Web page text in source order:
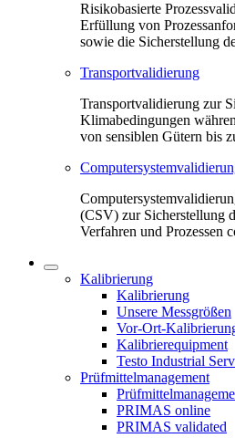
Risikobasierte
Erfüllung von
sowie die Sicherstellung
Transportvalidierung
Transportvalidierung zur
Klimabedingungen
von sensiblen Gütern bis
(CSV) zur Sicherstellung
Verfahren und Prozessen
Kalibrierung
Kalibrierung
Unsere Messgrößen
Vor-Ort-
Kalibrierequipment
Testo Industrial
Prüfmittelmanagement
PRIMAS online
PRIMAS validated